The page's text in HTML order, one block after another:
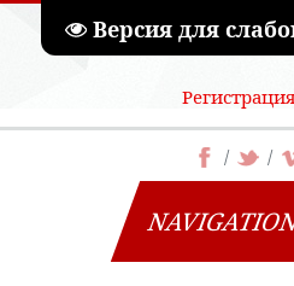
Версия для
Регистрация